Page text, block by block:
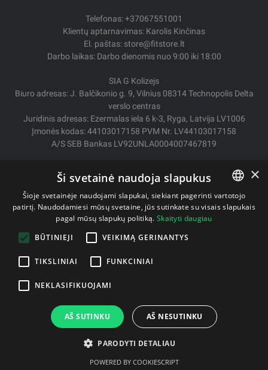
Telefonas: +37067551001
Klientų aptarnavimas: Karolis Kinčinas
El. paštas: store@fitstore.lt
Darbo laikas: Darbo dienomis nuo 9:00 iki 18:00
SIA G Kolizejs
Biuro adresas: J. Balčikonio g. 9, Vilnius 08314 Technopolis Delta
verslo centras
Juridinis adresas: Ezermalas iela 6 k-3, Ryga, Latvija LV1006
Įmonės kodas: 44103017158 PVM Nr. LV44103017158
A/S SEB Bankas LV92UNLA0004007467819
Mokėjimo būdai
Pirkimo sąlygos
Kontaktai
Privatumo politika
LITHUANIAN
×
Ši svetainė naudoja slapukus
Šioje svetainėje naudojami slapukai, siekiant pagerinti vartotojo
patirtį. Naudodamiesi mūsų svetaine, jūs sutinkate su visais slapukais
pagal mūsų slapukų politiką. Skaityti daugiau
BŪTINIEJI
VEIKIMĄ GERINANTYS
TIKSLINIAI FUNKCINIAI
NEKLASIFIKUOJAMI
AŠ SUTINKU AŠ NESUTINKU
PARODYTI DETALIAU
POWERED BY COOKIESCRIPT